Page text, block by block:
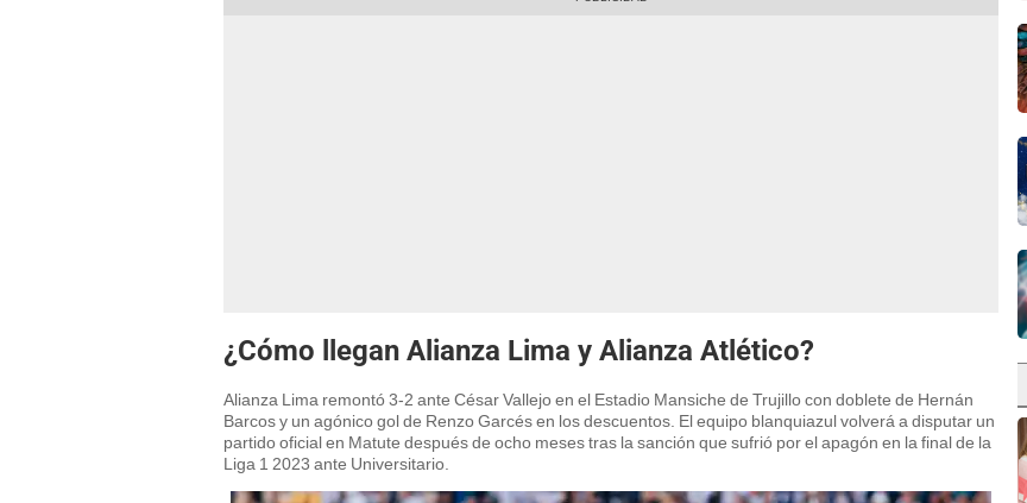
¿Cómo llegan Alianza Lima y Alianza Atlético?
Alianza Lima remontó 3-2 ante César Vallejo en el Estadio Mansiche de Trujillo con doblete de Hernán
Barcos y un agónico gol de Renzo Garcés en los descuentos. El equipo blanquiazul volverá a disputar un
partido oficial en Matute después de ocho meses tras la sanción que sufrió por el apagón en la final de la
Liga 1 2023 ante Universitario.